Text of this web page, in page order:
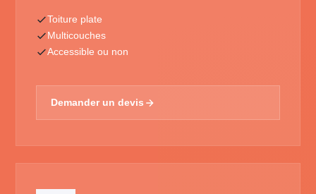
Toiture plate
Multicouches
Accessible ou non
Demander un devis